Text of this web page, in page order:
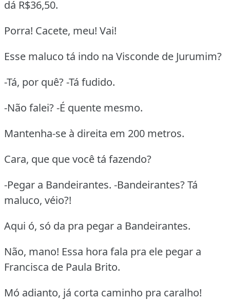
dá R$36,50.
Porra! Cacete, meu! Vai!
Esse maluco tá indo na Visconde de Jurumim?
-Tá, por quê? -Tá fudido.
-Não falei? -É quente mesmo.
Mantenha-se à direita em 200 metros.
Cara, que que você tá fazendo?
-Pegar a Bandeirantes. -Bandeirantes? Tá
maluco, véio?!
Aqui ó, só da pra pegar a Bandeirantes.
Não, mano! Essa hora fala pra ele pegar a
Francisca de Paula Brito.
Mó adianto, já corta caminho pra caralho!